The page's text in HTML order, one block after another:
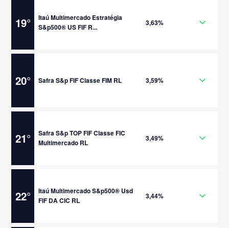
19°
Itaú Multimercado Estratégia
S&p500® US FIF R...
3,63%
20° Safra S&p FIF Classe FIM RL 3,59%
21°
Safra S&p TOP FIF Classe FIC
Multimercado RL
3,49%
22°
Itaú Multimercado S&p500® Usd
FIF DA CIC RL
3,44%